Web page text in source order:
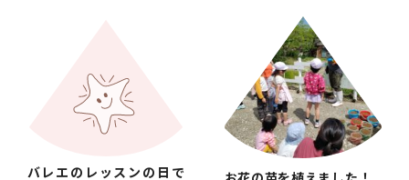
バレエのレッスンの日で